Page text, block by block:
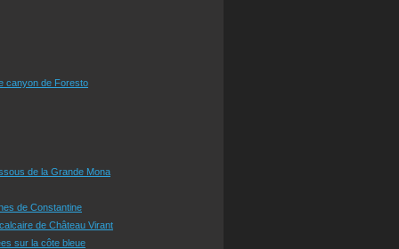
canyon de Foresto
de la Grande Mona
de Constantine
de Château Virant
sur la côte bleue